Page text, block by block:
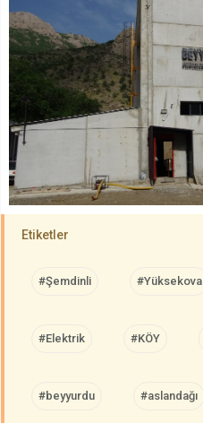
Etiketler
#Şemdinli #Yüksekova
#Elektrik #KÖY
#beyyurdu #aslandağı